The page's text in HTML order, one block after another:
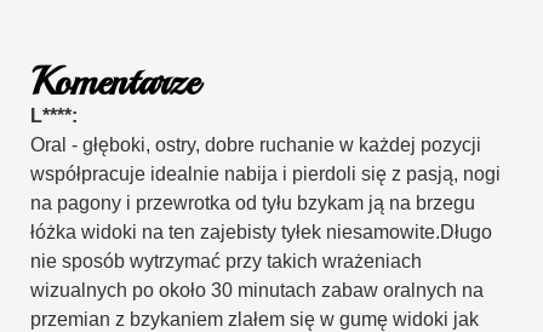
Komentarze
L****:
Oral - głęboki, ostry, dobre ruchanie w każdej pozycji
współpracuje idealnie nabija i pierdoli się z pasją, nogi
na pagony i przewrotka od tyłu bzykam ją na brzegu
łóżka widoki na ten zajebisty tyłek niesamowite.Długo
nie sposób wytrzymać przy takich wrażeniach
wizualnych po około 30 minutach zabaw oralnych na
przemian z bzykaniem zlałem się w gumę widoki jak